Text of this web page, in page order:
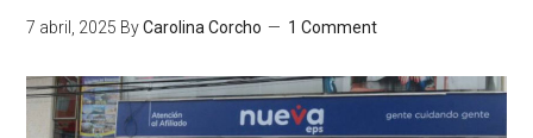
7 abril, 2025 ByCarolina Corcho 1 Comment